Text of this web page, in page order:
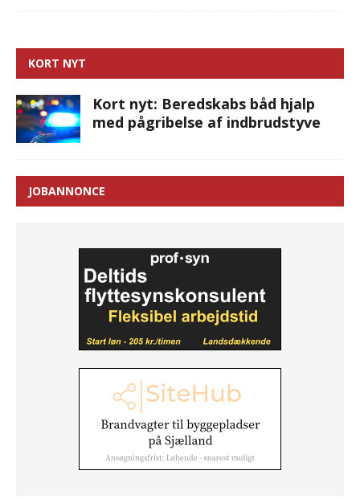
KORT NYT
Kort nyt: Beredskabs båd hjalp
med pågribelse af indbrudstyve
JOBANNONCE